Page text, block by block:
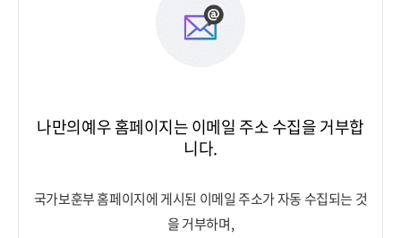
나만의예우 홈페이지는 이메일 주소 수집을 거부합
니다.
국가보훈부 홈페이지에 게시된 이메일 주소가 자동 수집되는 것
을 거부하며,